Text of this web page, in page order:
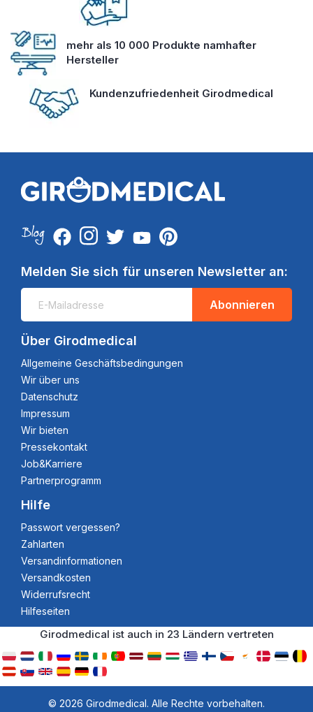
mehr als 10 000 Produkte namhafter
Hersteller
Kundenzufriedenheit Girodmedical
Melden Sie sich für unseren Newsletter an:
Abonnieren
Über Girodmedical
Allgemeine Geschäftsbedingungen
Wir über uns
Datenschutz
Impressum
Wir bieten
Pressekontakt
Job&Karriere
Partnerprogramm
Hilfe
Passwort vergessen?
Zahlarten
Versandinformationen
Versandkosten
Widerrufsrecht
Hilfeseiten
Girodmedical ist auch in 23 Ländern vertreten
© 2026 Girodmedical. Alle Rechte vorbehalten.